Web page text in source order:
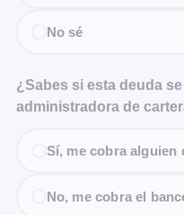
No sé
¿Sabes si esta deuda
administradora de
Sí, me cobra
No, me cobra el